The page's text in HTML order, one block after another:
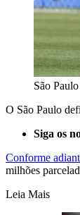
São
O São Paulo
Siga os
Conforme
milhões
Leia Mais